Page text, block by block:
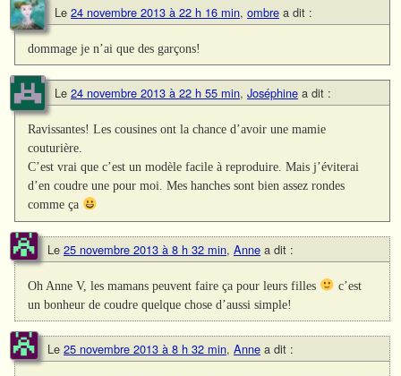
Le 24 novembre 2013 à 22 h 16 min, ombre a dit :
dommage je n’ai que des garçons!
Le 24 novembre 2013 à 22 h 55 min, Joséphine a dit :
Ravissantes! Les cousines ont la chance d’avoir une mamie
couturière.
C’est vrai que c’est un modèle facile à reproduire. Mais j’éviterai
d’en coudre une pour moi. Mes hanches sont bien assez rondes
comme ça
Le 25 novembre 2013 à 8 h 32 min, Anne a dit :
Oh Anne V, les mamans peuvent faire ça pour leurs filles
c’est
un bonheur de coudre quelque chose d’aussi simple!
Le 25 novembre 2013 à 8 h 32 min, Anne a dit :